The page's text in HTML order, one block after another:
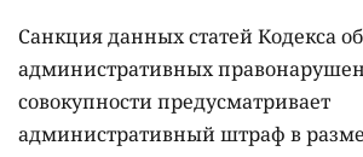
Санкция данных статей Кодекса об
административных
совокупности предусматривает
административный штраф в